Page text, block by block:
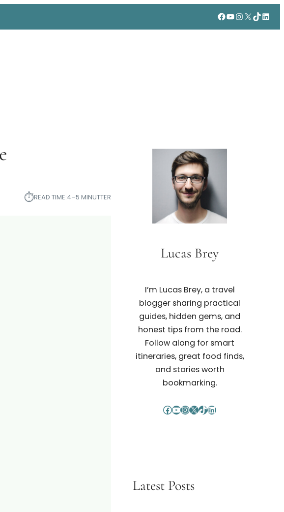
Facebook
YouTube
Instagram
X TikTok
⏱︎READ TIME:4–5 MINUTTER
Lucas Brey
I’m Lucas Brey, a travel
blogger sharing practical
guides, hidden gems, and
honest tips from the road.
Follow along for smart
itineraries, great food finds,
and stories worth
bookmarking.
Facebook YouTube InstagramX TikTok LinkedIn
Latest Posts